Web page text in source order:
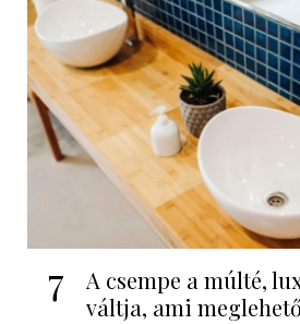
7
A csempe a múlté,
váltja, ami